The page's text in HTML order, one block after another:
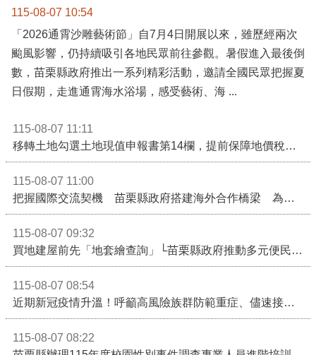
115-08-07 10:54
「2026通霄沙雕藝術節」自7月4日開展以來，雖歷經兩次
颱風影響，仍持續吸引各地民眾前往參觀。暑假進入最後倒
數，苗栗縣政府推出一系列精彩活動，邀請全國民眾把握夏
日假期，走進通霄海水浴場，感受藝術、海 ...
115-08-07 11:11
移轉土地勾選土地現值申報書第14欄，提前保障地價稅節稅權益
115-08-07 11:00
把握國際交流契機 苗栗縣政府搭建海外合作橋梁 為在地產業爭取更多國際市場機會
115-08-07 09:32
買地建屋前先「地套繪查詢」└苗栗縣政府推動多元便民諮詢服務
115-08-07 08:54
近期新冠疫情升溫！呼籲高風險族群防範重症、儘速接種疫苗及早就醫
115-08-07 08:22